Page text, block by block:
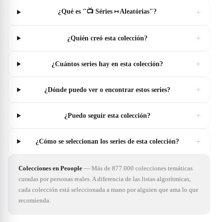
¿Qué es "📺 Séries ⑅ Aleatórias"? +
¿Quién creó esta colección? +
¿Cuántos series hay en esta colección? +
¿Dónde puedo ver o encontrar estos series? +
¿Puedo seguir esta colección? +
¿Cómo se seleccionan los series de esta colección? +
Colecciones en Peoople — Más de 877.000 colecciones temáticas
curadas por personas reales. A diferencia de las listas algorítmicas,
cada colección está seleccionada a mano por alguien que ama lo que
recomienda.